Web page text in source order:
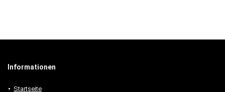
Informationen
Startseite